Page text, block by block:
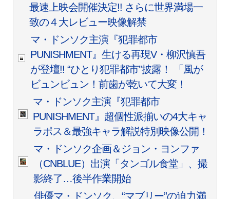
最速上映会開催決定!! さらに世界満場一
致の４大レビュー映像解禁
マ・ドンソク主演『犯罪都市
PUNISHMENT』生ける再現V・柳沢慎吾
が登壇!! “ひとり犯罪都市”披露！ 「風が
ビュンビュン！前歯が乾いて大変！
マ・ドンソク主演『犯罪都市
PUNISHMENT』超個性派揃いの4大キャ
ラポス＆最強キャラ解説特別映像公開！
マ・ドンソク企画＆ジョン・ヨンファ
（CNBLUE）出演「タンゴル食堂」、撮
影終了…後半作業開始
俳優マ・ドンソク、“マブリー”の迫力満